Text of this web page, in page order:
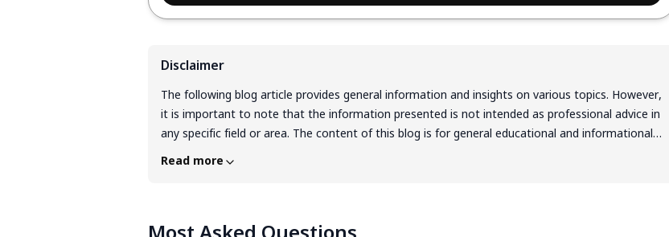
Disclaimer
The following blog article provides general information and insights on various topics. However,
it is important to note that the information presented is not intended as professional advice in
any specific field or area. The content of this blog is for general educational and informational
purposes only. The content should not be interpreted as endorsement, recommendation, or
applying or implementing any information or suggestions discussed in the blog.
Read more